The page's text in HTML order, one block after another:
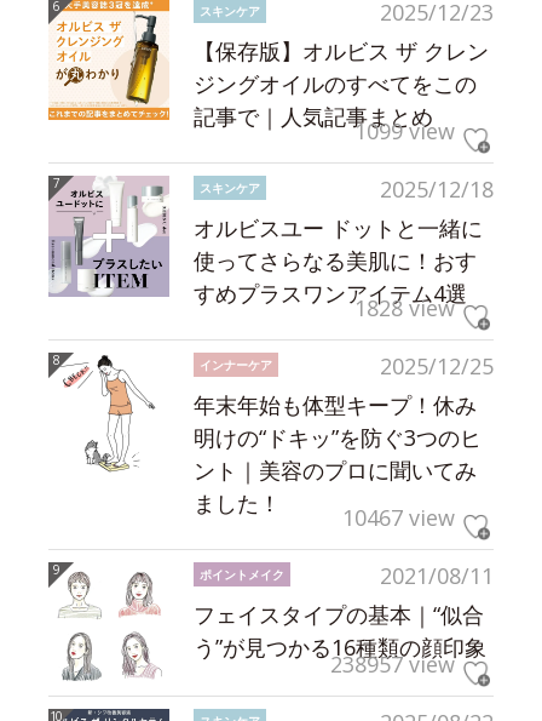
2025/12/23
スキンケア
【保存版】オルビス ザ クレン
ジングオイルのすべてをこの
記事で｜人気記事まとめ
1099 view
2025/12/18
スキンケア
オルビスユー ドットと一緒に
使ってさらなる美肌に！おす
すめプラスワンアイテム4選
1828 view
2025/12/25
インナーケア
年末年始も体型キープ！休み
明けの“ドキッ”を防ぐ3つのヒ
ント｜美容のプロに聞いてみ
ました！
10467 view
2021/08/11
ポイントメイク
フェイスタイプの基本｜“似合
う”が見つかる16種類の顔印象
238957 view